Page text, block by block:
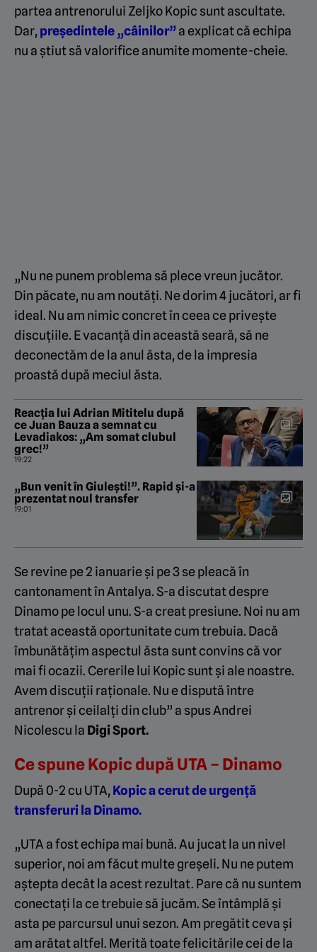
partea antrenorului Zeljko Kopic sunt ascultate.
Dar, președintele „câinilor” a explicat căechipa
nu a știut să valorifice anumite momente-cheie.
„Nu ne punem problema să plece vreun jucător.
Din păcate, nu am noutăți. Ne dorim 4 jucători, ar fi
ideal. Nu am nimic concret în ceea ce privește
discuțiile. E vacanță din această seară, să ne
deconectăm de la anul ăsta, de la impresia
proastă după meciul ăsta.
Reacția lui Adrian Mititelu după
ce Juan Bauza a semnat cu
Levadiakos: „Am somat clubul
grec!”
19:22
„Bun venit în Giulești!”. Rapid și-a
prezentat noul transfer
19:01
Se revine pe 2 ianuarie și pe 3 se pleacă în
cantonament în Antalya. S-a discutat despre
Dinamo pe locul unu. S-a creat presiune. Noi nu am
tratat această oportunitate cum trebuia. Dacă
îmbunătățim aspectul ăsta sunt convins că vor
mai fi ocazii. Cererile lui Kopic sunt și ale noastre.
Avem discuții raționale. Nu e dispută între
antrenor și ceilalți din club” a spus Andrei
Nicolescu la Digi Sport.
Ce spune Kopic după UTA – Dinamo
După 0-2 cu UTA, Kopic a cerut de urgență
transferuri la Dinamo.
„UTA a fost echipa mai bună. Au jucat la un nivel
superior, noi am făcut multe greșeli. Nu ne putem
aștepta decât la acest rezultat. Pare că nu suntem
conectați la ce trebuie să jucăm. Se întâmplă și
asta pe parcursul unui sezon. Am pregătit ceva și
am arătat altfel. Merită toate felicitările cei de la